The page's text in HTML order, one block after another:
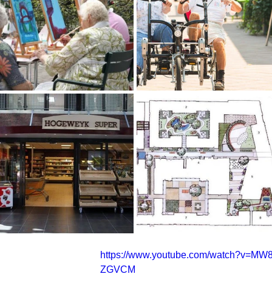
https://www.youtube.com/
ZGVCM